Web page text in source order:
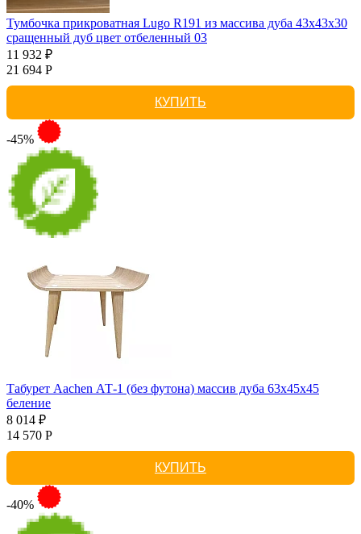
Тумбочка прикроватная Lugo R191 из массива дуба 43х43х30
сращенный дуб цвет отбеленный 03
11 932 ₽
21 694 Р
КУПИТЬ
-45%
Табурет Aachen АТ-1 (без футона) массив дуба 63х45х45
беление
8 014 ₽
14 570 Р
КУПИТЬ
-40%